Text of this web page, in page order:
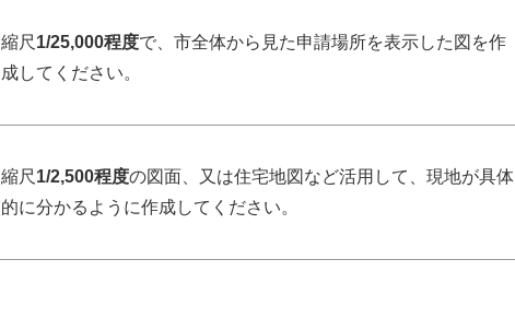
縮尺 1/25,000程度で、市全体から見た申請場所を表示した図を作
成してください。
縮尺 1/2,500程度の図面、又は住宅地図など活用して、現地が具体
的に分かるように作成してください。